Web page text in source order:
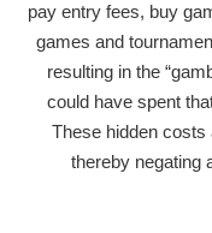
pay entry fees, buy
games and
resulting in the
could have spent
These hidden costs
thereby negating